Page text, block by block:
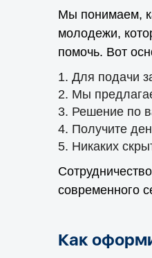
Мы понимаем,
молодежи,
помочь. Вот
Для подачи
Мы
Решение по
Получите
Никаких
современного
Как